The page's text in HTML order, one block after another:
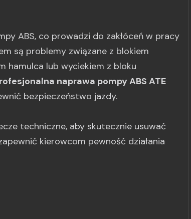
ABS, co prowadzi do zakłóceń w pracy
są problemy związane z blokiem
hamulca lub wyciekiem z bloku
naprawa pompy ABS ATE
bezpieczeństwo jazdy.
techniczne, aby skutecznie usuwać
kierowcom pewność działania